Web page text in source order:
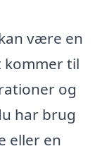
være en
kommer til
og
har brug
eller en